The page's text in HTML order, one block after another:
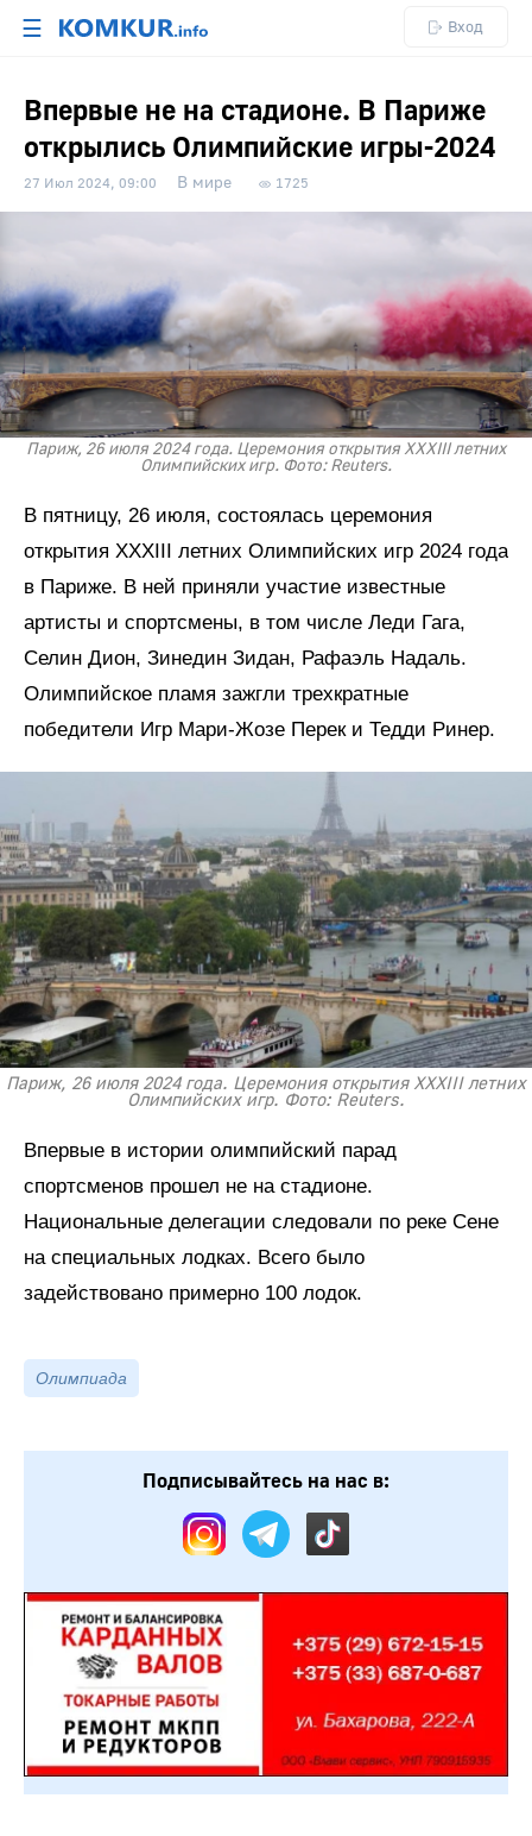
☰ Вход
Впервые не на стадионе. В Париже
открылись Олимпийские игры-2024
27 Июл 2024, 09:00 В мире 1725
Париж, 26 июля 2024 года. Церемония открытия XXXIII летних
Олимпийских игр. Фото: Reuters.
В пятницу, 26 июля, состоялась церемония
открытия XXXIII летних Олимпийских игр 2024 года
в Париже. В ней приняли участие известные
артисты и спортсмены, в том числе Леди Гага,
Селин Дион, Зинедин Зидан, Рафаэль Надаль.
Олимпийское пламя зажгли трехкратные
победители Игр Мари-Жозе Перек и Тедди Ринер.
Париж, 26 июля 2024 года. Церемония открытия XXXIII летних
Олимпийских игр. Фото: Reuters.
Впервые в истории олимпийский парад
спортсменов прошел не на стадионе.
Национальные делегации следовали по реке Сене
на специальных лодках. Всего было
задействовано примерно 100 лодок.
Олимпиада
Подписывайтесь на нас в: